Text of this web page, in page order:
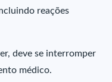
reações
deve se interromper
médico.